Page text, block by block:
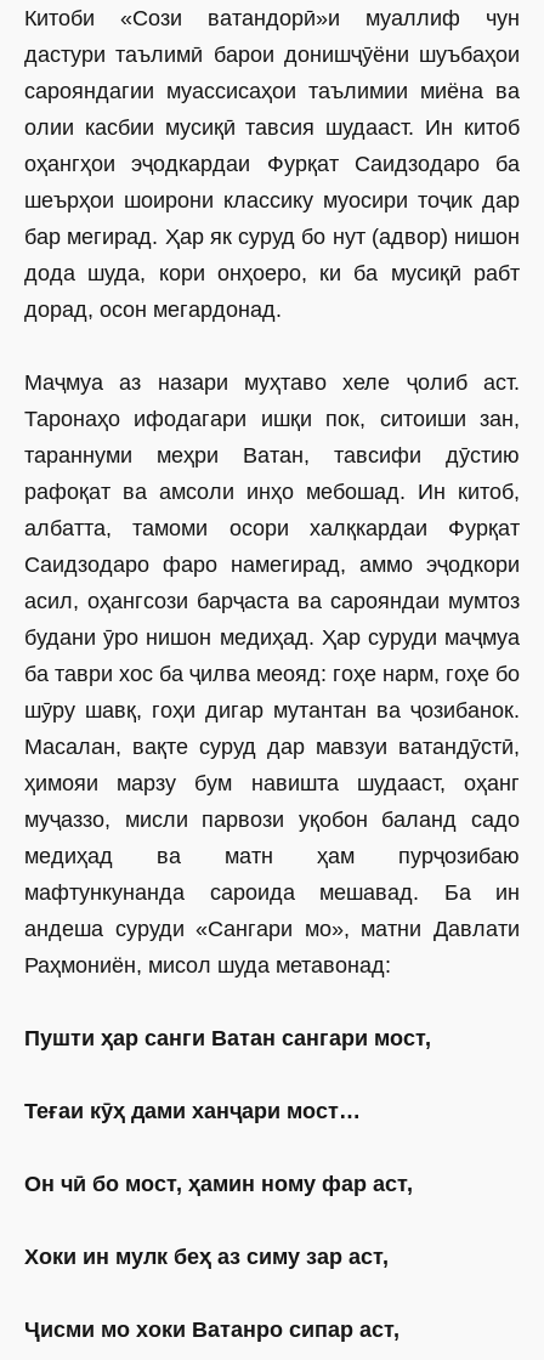
Китоби «Сози ватандорӣ»и муаллиф чун
дастури таълимӣ барои донишҷӯёни шуъбаҳои
сарояндагии муассисаҳои таълимии миёна ва
олии касбии мусиқӣ тавсия шудааст. Ин китоб
оҳангҳои эҷодкардаи Фурқат Саидзодаро ба
шеърҳои шоирони классику муосири тоҷик дар
бар мегирад. Ҳар як суруд бо нут (адвор) нишон
дода шуда, кори онҳоеро, ки ба мусиқӣ рабт
дорад, осон мегардонад.
Маҷмуа аз назари муҳтаво хеле ҷолиб аст.
Таронаҳо ифодагари ишқи пок, ситоиши зан,
тараннуми меҳри Ватан, тавсифи дӯстию
рафоқат ва амсоли инҳо мебошад. Ин китоб,
албатта, тамоми осори халқкардаи Фурқат
Саидзодаро фаро намегирад, аммо эҷодкори
асил, оҳангсози барҷаста ва сарояндаи мумтоз
будани ӯро нишон медиҳад. Ҳар суруди маҷмуа
ба таври хос ба ҷилва меояд: гоҳе нарм, гоҳе бо
шӯру шавқ, гоҳи дигар мутантан ва ҷозибанок.
Масалан, вақте суруд дар мавзуи ватандӯстӣ,
ҳимояи марзу бум навишта шудааст, оҳанг
муҷаззо, мисли парвози уқобон баланд садо
медиҳад ва матн ҳам пурҷозибаю
мафтункунанда сароида мешавад. Ба ин
андеша суруди «Сангари мо», матни Давлати
Раҳмониён, мисол шуда метавонад:
Пушти ҳар санги Ватан сангари мост,
Теғаи кӯҳ дами ханҷари мост…
Он чӣ бо мост, ҳамин ному фар аст,
Хоки ин мулк беҳ аз симу зар аст,
Ҷисми мо хоки Ватанро сипар аст,